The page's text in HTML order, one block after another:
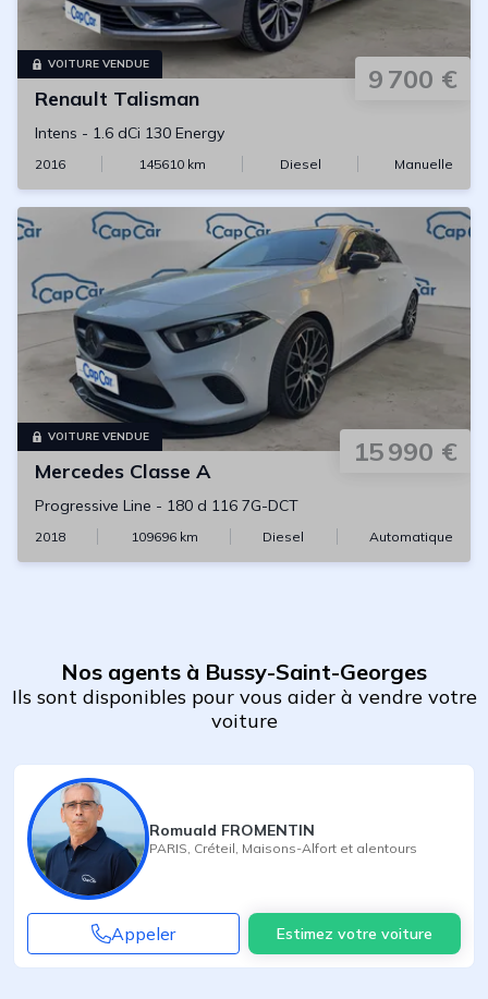
VOITURE VENDUE 9 700 €
Renault Talisman
Intens - 1.6 dCi 130 Energy
2016 145610 km Diesel Manuelle
VOITURE VENDUE 15 990 €
Mercedes Classe A
Progressive Line - 180 d 116 7G-DCT
2018 109696km Diesel Automatique
Nos agents à Bussy-Saint-Georges
Ils sont disponibles pour vous aider à vendre votre
voiture
Romuald FROMENTIN
PARIS Créteil Maisons-Alfort et alentours
Appeler Estimez votre voiture